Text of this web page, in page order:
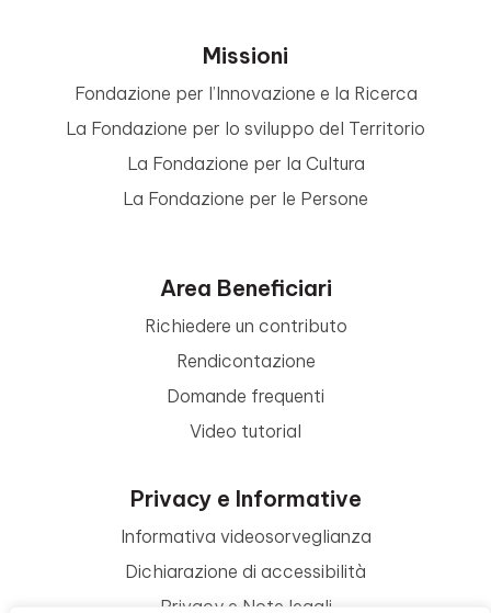
Missioni
Fondazione per l’Innovazione e la Ricerca
La Fondazione per lo sviluppo del Territorio
La Fondazione per la Cultura
La Fondazione per le Persone
Area Beneficiari
Richiedere un contributo
Rendicontazione
Domande frequenti
Video tutorial
Privacy e Informative
Informativa videosorveglianza
Dichiarazione di accessibilità
Privacy e Note legali